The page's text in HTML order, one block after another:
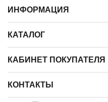
ИНФОРМАЦИЯ
КАТАЛОГ
КАБИНЕТ ПОКУПАТЕЛЯ
КОНТАКТЫ